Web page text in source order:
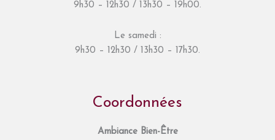
9h30 – 12h30 / 13h30 – 19h00.
Le samedi :
9h30 – 12h30 / 13h30 – 17h30.
Coordonnées
Ambiance Bien-Être